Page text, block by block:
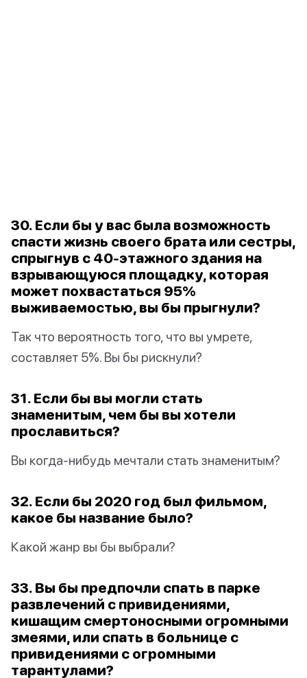
30. Если бы у вас была возможность
спасти жизнь своего брата или сестры,
спрыгнув с 40-этажного здания на
взрывающуюся площадку, которая
может похвастаться 95%
выживаемостью, вы бы прыгнули?
Так что вероятность того, что вы умрете,
составляет 5%. Вы бы рискнули?
31. Если бы вы могли стать
знаменитым, чем бы вы хотели
прославиться?
Вы когда-нибудь мечтали стать знаменитым?
32. Если бы 2020 год был фильмом,
какое бы название было?
Какой жанр вы бы выбрали?
33. Вы бы предпочли спать в парке
развлечений с привидениями,
кишащим смертоносными огромными
змеями, или спать в больнице с
привидениями с огромными
тарантулами?